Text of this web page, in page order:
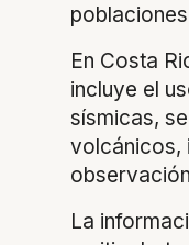
En Costa
incluye el
sísmicas,
volcánicos,
La